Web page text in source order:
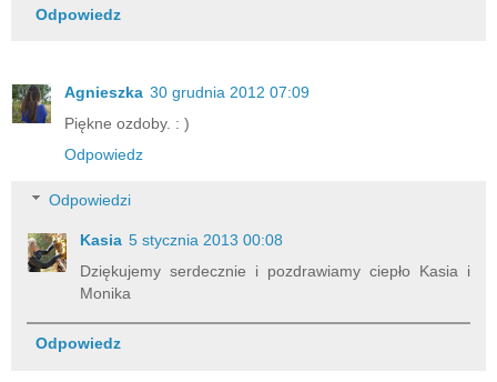
Odpowiedz
Agnieszka 30 grudnia 2012 07:09
Piękne ozdoby. : )
Odpowiedz
Odpowiedzi
Kasia 5 stycznia 2013 00:08
Dziękujemy serdecznie i pozdrawiamy ciepło Kasia i
Monika
Odpowiedz